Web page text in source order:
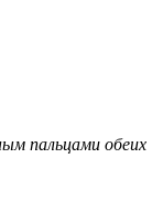
пальцами обеих